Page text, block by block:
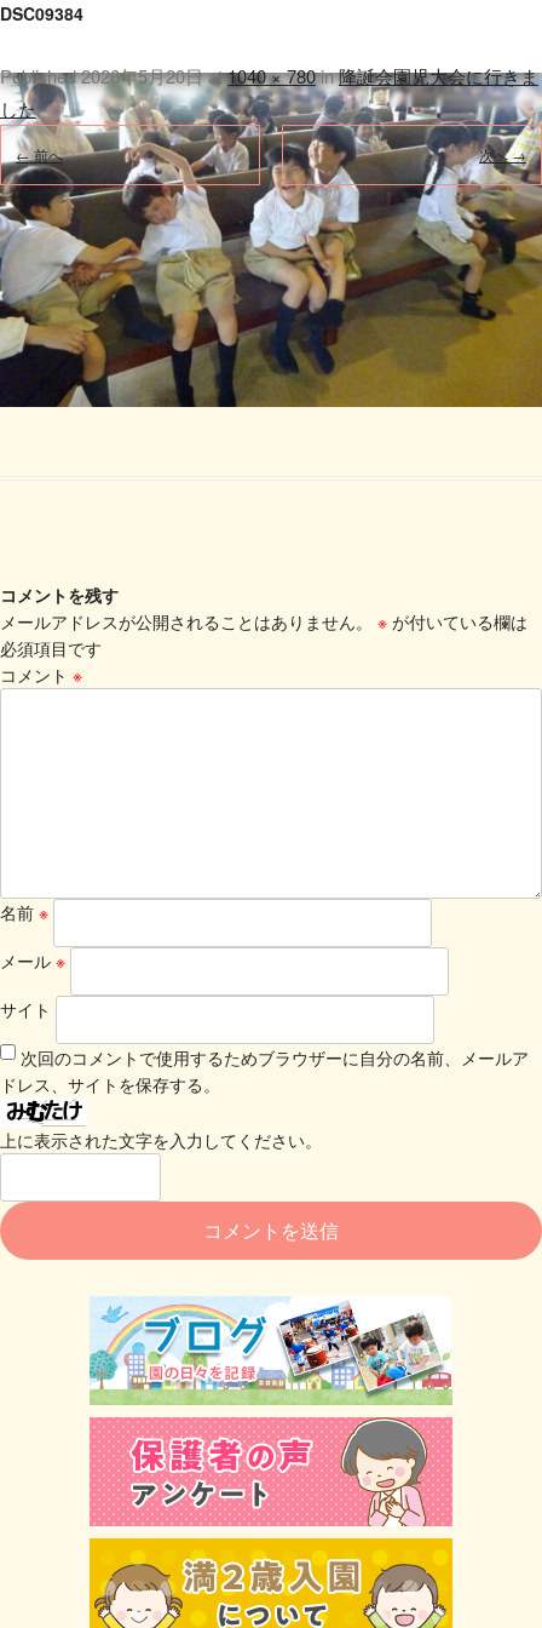
DSC09384
Published2026年5月20日at1040 × 780in降誕会園児大会に行きま
した.
← 前へ 次へ →
コメントを残す
メールアドレスが公開されることはありません。
※ が付いている欄は
必須項目です
コメント ※
名前 ※
メール ※
サイト
次回のコメントで使用するためブラウザーに自分の名前、メールア
ドレス、サイトを保存する。
上に表示された文字を入力してください。